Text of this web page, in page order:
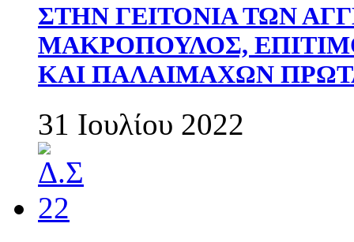
ΣΤΗΝ ΓΕΙΤΟΝΙΑ ΤΩΝ
ΜΑΚΡΟΠΟΥΛΟΣ,
ΚΑΙ ΠΑΛΑΙΜΑΧΩΝ
31 Ιουλίου 2022